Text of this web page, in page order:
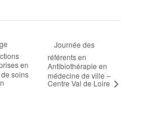
en
soins
Journée des
référents en
Antibiothérapie en
médecine de ville –
Centre Val de Loire